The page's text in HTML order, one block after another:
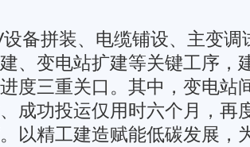
设备拼装、电缆铺设、主变
、变电站扩建等关键工序，
度三重关口。其中，变电站
成功投运仅用时六个月，再
以精工建造赋能低碳发展，